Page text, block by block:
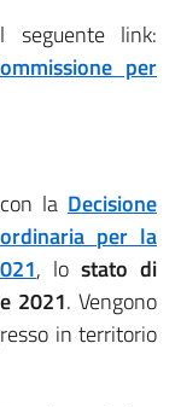
seguente link:
per
la Decisione
per la
, lostato di
2021. Vengono
in territorio